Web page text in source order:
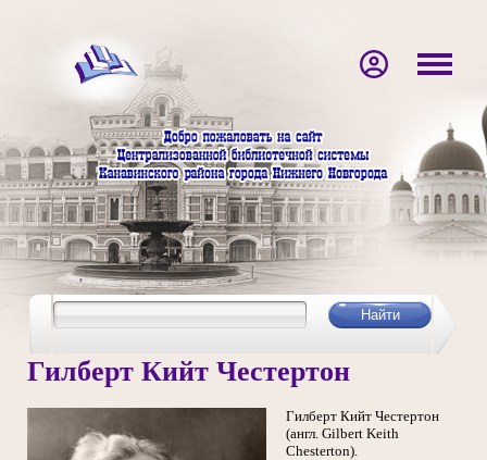
Гилберт Кийт Честертон
Гилберт Кийт Честертон
(англ. Gilbert Keith
Chesterton).